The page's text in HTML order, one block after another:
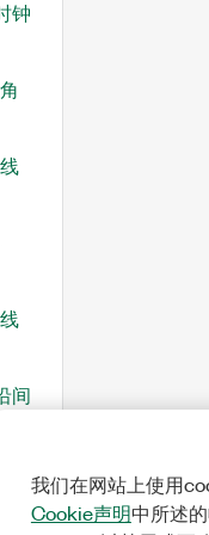
钟
间
我们在网站上使用
Cookie声明中所述